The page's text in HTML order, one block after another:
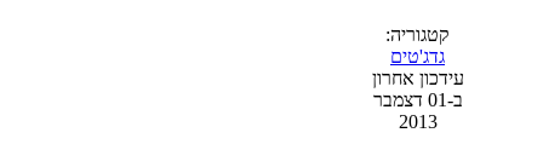
קטגוריה:
גדג'טים
עידכון אחרון
ב-01 דצמבר
2013